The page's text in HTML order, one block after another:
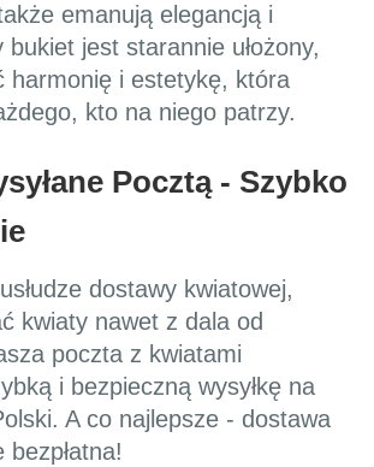
emanują elegancją i
jest starannie ułożony,
harmonię i estetykę, która
kto na niego patrzy.
Pocztą - Szybko
dostawy kwiatowej,
kwiaty nawet z dala od
poczta z kwiatami
i bezpieczną wysyłkę na
A co najlepsze - dostawa
bezpłatna!